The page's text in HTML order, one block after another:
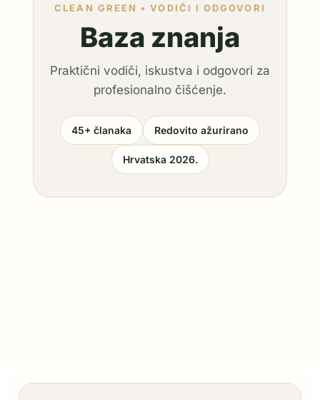
CLEAN GREEN • VODIČI I ODGOVORI
Baza znanja
Praktični vodiči, iskustva i odgovori za
profesionalno čišćenje.
45+ članaka Redovito ažurirano
Hrvatska 2026.